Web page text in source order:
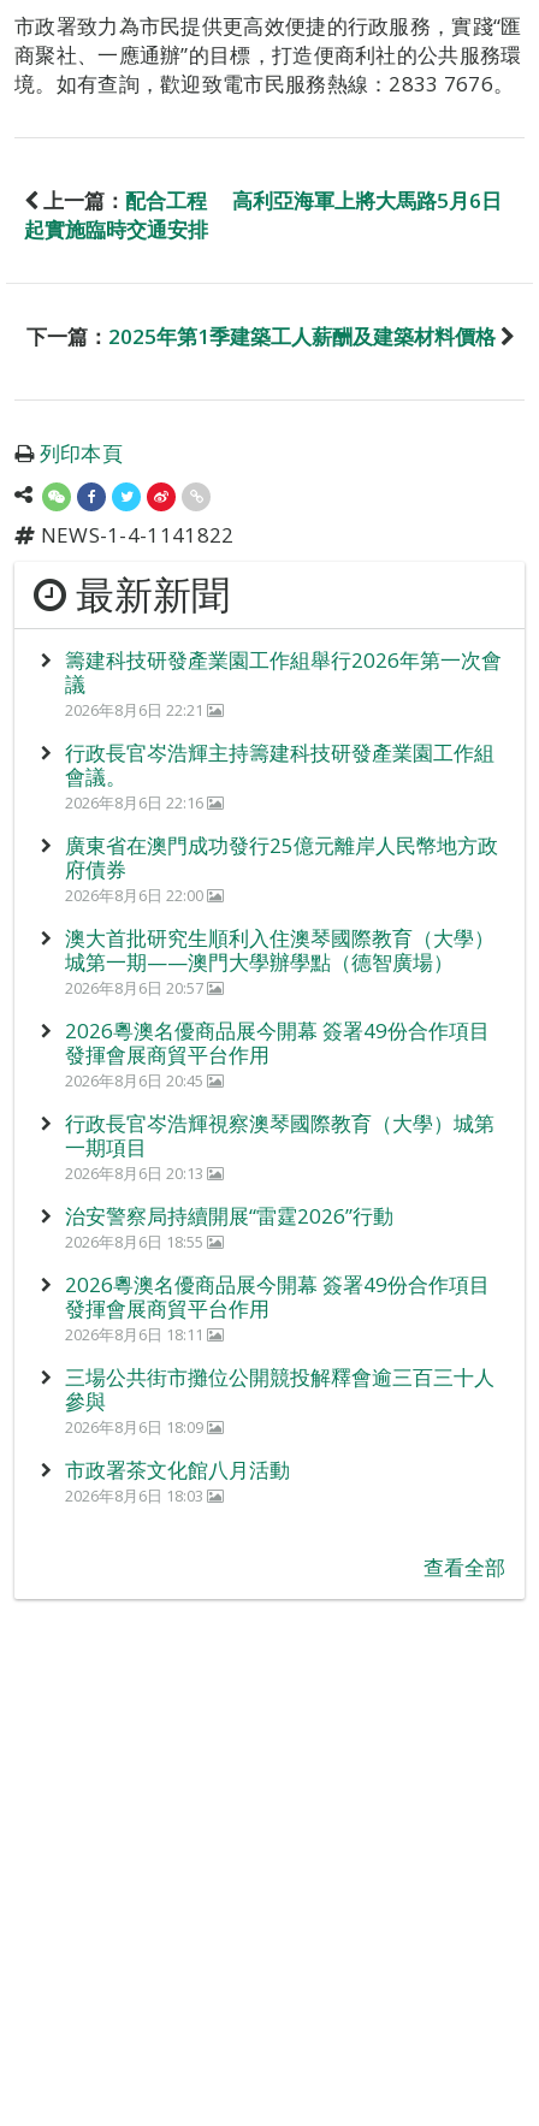
市政署致力為市民提供更高效便捷的行政服務，實踐“匯
商聚社、一應通辦”的目標，打造便商利社的公共服務環
境。如有查詢，歡迎致電市民服務熱線：2833 7676。
上一篇： 配合工程 高利亞海軍上將大馬路5月6日
起實施臨時交通安排
下一篇： 2025年第1季建築工人薪酬及建築材料價格
列印本頁
NEWS-1-4-1141822
最新新聞
籌建科技研發產業園工作組舉行2026年第一次會
議
2026年8月6日 22:21
行政長官岑浩輝主持籌建科技研發產業園工作組
會議。
2026年8月6日 22:16
廣東省在澳門成功發行25億元離岸人民幣地方政
府債券
2026年8月6日 22:00
澳大首批研究生順利入住澳琴國際教育（大學）
城第一期——澳門大學辦學點（德智廣場）
2026年8月6日 20:57
2026粵澳名優商品展今開幕 簽署49份合作項目
發揮會展商貿平台作用
2026年8月6日 20:45
行政長官岑浩輝視察澳琴國際教育（大學）城第
一期項目
2026年8月6日 20:13
治安警察局持續開展“雷霆2026”行動
2026年8月6日 18:55
2026粵澳名優商品展今開幕 簽署49份合作項目
發揮會展商貿平台作用
2026年8月6日 18:11
三場公共街市攤位公開競投解釋會逾三百三十人
參與
2026年8月6日 18:09
市政署茶文化館八月活動
2026年8月6日 18:03
查看全部